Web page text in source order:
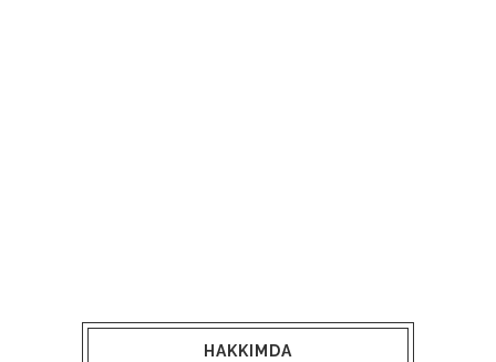
HAKKIMDA